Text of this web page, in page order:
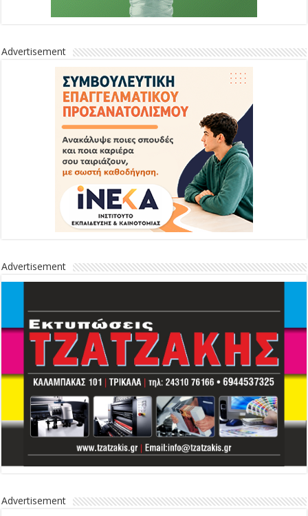
Advertisement
Advertisement
Advertisement